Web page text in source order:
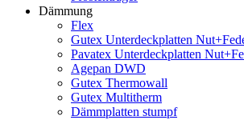
Dämmung
Flex
Gutex Unterdeckplatten
Pavatex Unterdeckplatten
Agepan DWD
Gutex Thermowall
Gutex Multitherm
Dämmplatten stumpf